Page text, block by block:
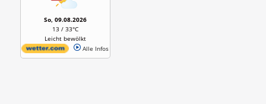
So, 09.08.2026
13 / 33°C
Leicht bewölkt
Alle Infos